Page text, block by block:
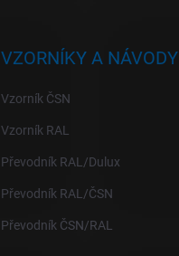
VZORNÍKY A NÁVODY
Vzorník ČSN
Vzorník RAL
Převodník RAL/Dulux
Převodník RAL/ČSN
Převodník ČSN/RAL